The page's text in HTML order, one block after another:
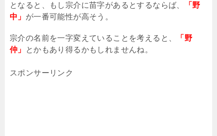
となると、もし宗介に苗字があるとするならば、
「野
中」 が一番可能性が高そう。
宗介の名前を一字変えていることを考えると、
「野
仲」
とかもあり得るかもしれませんね。
スポンサーリンク